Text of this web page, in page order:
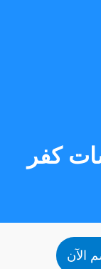
كفر
الآن